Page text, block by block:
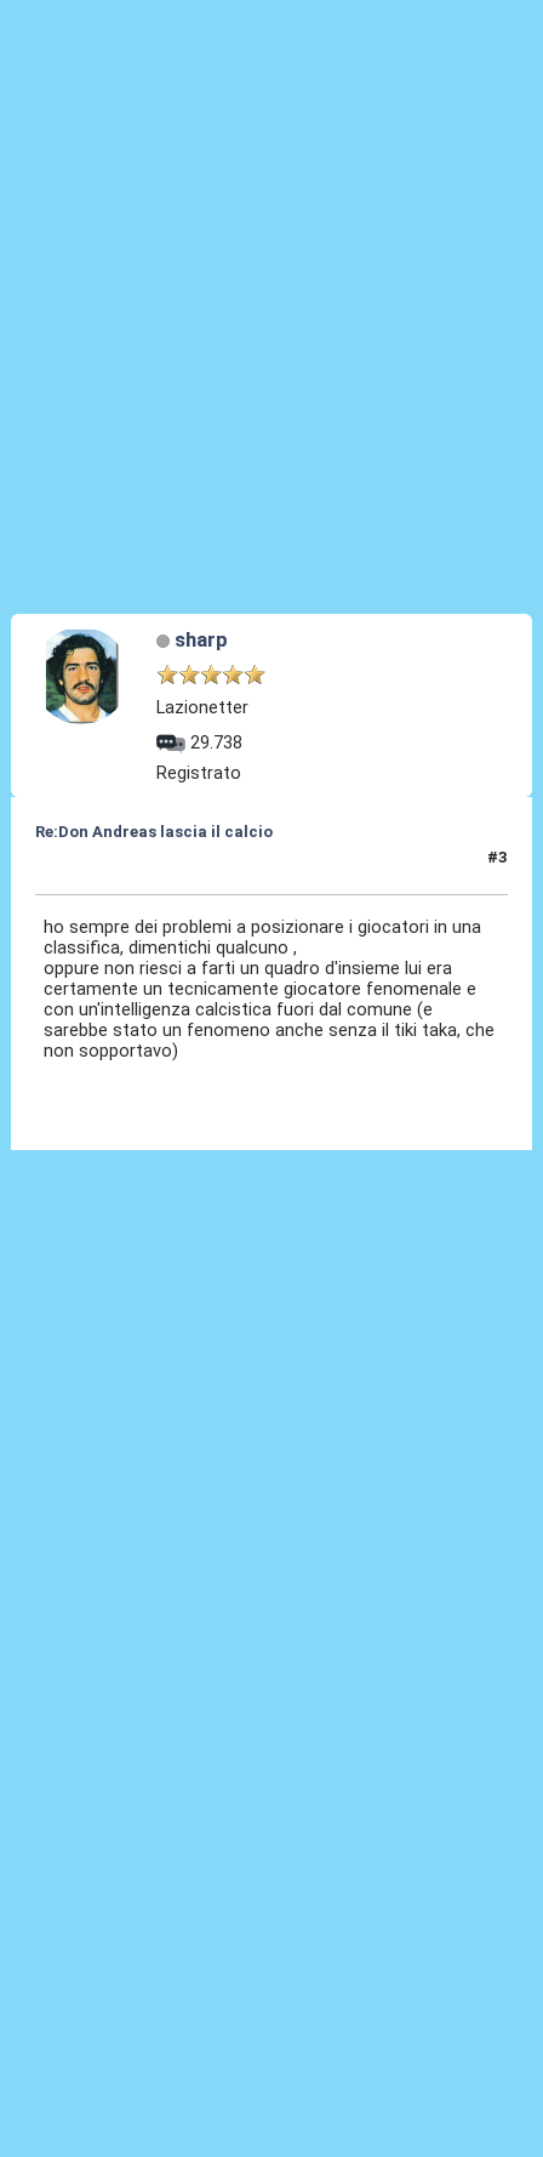
sharp
Lazionetter
29.738
Registrato
Re:Don Andreas lascia il calcio
#3
ho sempre dei problemi a posizionare i giocatori in una
classifica, dimentichi qualcuno ,
oppure non riesci a farti un quadro d'insieme lui era
certamente un tecnicamente giocatore fenomenale e
con un'intelligenza calcistica fuori dal comune (e
sarebbe stato un fenomeno anche senza il tiki taka, che
non sopportavo)